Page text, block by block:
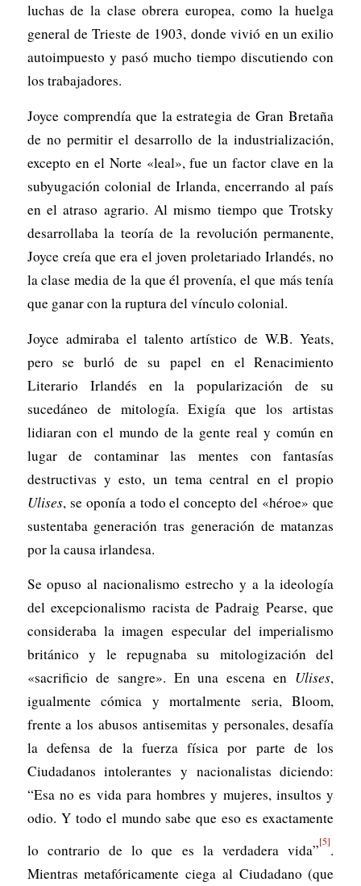
luchas de la clase obrera europea, como la huelga
general de Trieste de 1903, donde vivió en un exilio
autoimpuesto y pasó mucho tiempo discutiendo con
los trabajadores.
Joyce comprendía que la estrategia de Gran Bretaña
de no permitir el desarrollo de la industrialización,
excepto en el Norte «leal», fue un factor clave en la
subyugación colonial de Irlanda, encerrando al país
en el atraso agrario. Al mismo tiempo que Trotsky
desarrollaba la teoría de la revolución permanente,
Joyce creía que era el joven proletariado Irlandés, no
la clase media de la que él provenía, el que más tenía
que ganar con la ruptura del vínculo colonial.
Joyce admiraba el talento artístico de W.B. Yeats,
pero se burló de su papel en el Renacimiento
Literario Irlandés en la popularización de su
sucedáneo de mitología. Exigía que los artistas
lidiaran con el mundo de la gente real y común en
lugar de contaminar las mentes con fantasías
destructivas y esto, un tema central en el propio
Ulises, se oponía a todo el concepto del «héroe» que
sustentaba generación tras generación de matanzas
por la causa irlandesa.
Se opuso al nacionalismo estrecho y a la ideología
del excepcionalismo racista de Padraig Pearse, que
consideraba la imagen especular del imperialismo
británico y le repugnaba su mitologización del
«sacrificio de sangre». En una escena en Ulises,
igualmente cómica y mortalmente seria, Bloom,
frente a los abusos antisemitas y personales, desafía
la defensa de la fuerza física por parte de los
Ciudadanos intolerantes y nacionalistas diciendo:
“Esa no es vida para hombres y mujeres, insultos y
odio. Y todo el mundo sabe que eso es exactamente
lo contrario de lo que es la verdadera vida”[5].
Mientras metafóricamente ciega al Ciudadano (que